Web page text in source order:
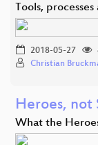
Tools,
2018-05-27
Christian
Heroes, not
What the